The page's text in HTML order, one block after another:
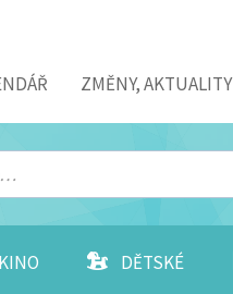
ZMĚNY, AKTUALITY
KINO DĚTSKÉ